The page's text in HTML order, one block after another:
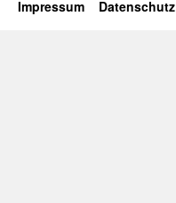
Impressum Datenschutz